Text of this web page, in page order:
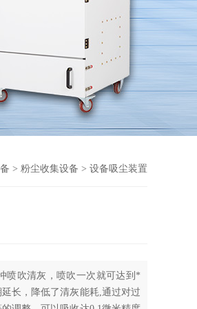
> 粉尘收集设备 > 设备吸尘装置
喷吹清灰，喷吹一次就可达到*
长，降低了清灰能耗,通过对过